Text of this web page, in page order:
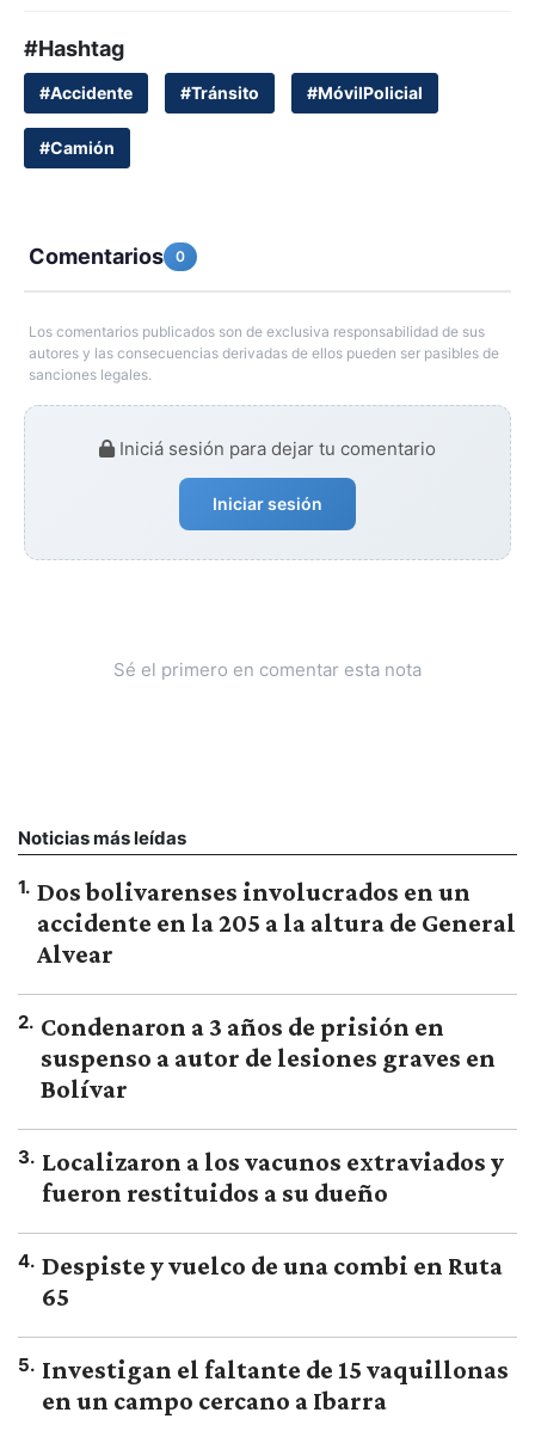
#Hashtag
#Accidente #Tránsito #MóvilPolicial
#Camión
Comentarios 0
Los comentarios publicados son de exclusiva responsabilidad de sus
autores y las consecuencias derivadas de ellos pueden ser pasibles de
sanciones legales.
Iniciá sesión para dejar tu comentario
Iniciar sesión
Sé el primero en comentar esta nota
Noticias más leídas
1. Dos bolivarenses involucrados en un
accidente en la 205 a la altura de General
Alvear
2. Condenaron a 3 años de prisión en
suspenso a autor de lesiones graves en
Bolívar
3. Localizaron a los vacunos extraviados y
fueron restituidos a su dueño
4. Despiste y vuelco de una combi en Ruta
65
5. Investigan el faltante de 15 vaquillonas
en un campo cercano a Ibarra